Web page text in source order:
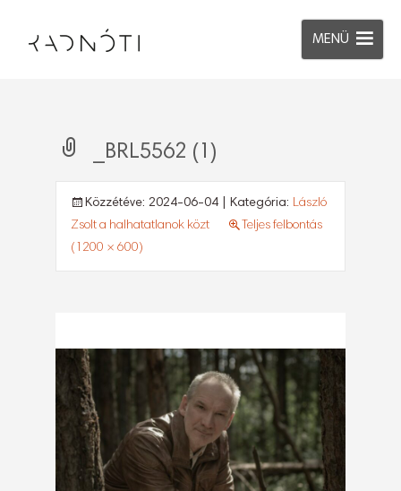
MENÜ
_BRL5562 (1)
Közzétéve: 2024-06-04 | Kategória: László
Zsolt a halhatatlanok közt
Teljes felbontás
(1200 × 600)